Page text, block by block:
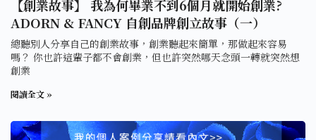
【創業故事】 我為何畢業不到6個月就開始創業?
ADORN & FANCY 自創品牌創立故事（一）
總聽別人分享自己的創業故事，創業聽起來簡單，那做起來容易
嗎？ 你也許這輩子都不會創業，但也許突然哪天念頭一轉就突然想
創業
閱讀全文 »